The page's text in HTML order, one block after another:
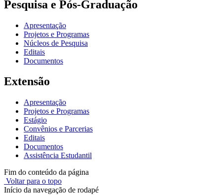
Pesquisa e Pós-Graduação
Apresentação
Projetos e Programas
Núcleos de Pesquisa
Editais
Documentos
Extensão
Apresentação
Projetos e Programas
Estágio
Convênios e Parcerias
Editais
Documentos
Assistência Estudantil
Fim do conteúdo da página
Voltar para o topo
Início da navegação de rodapé